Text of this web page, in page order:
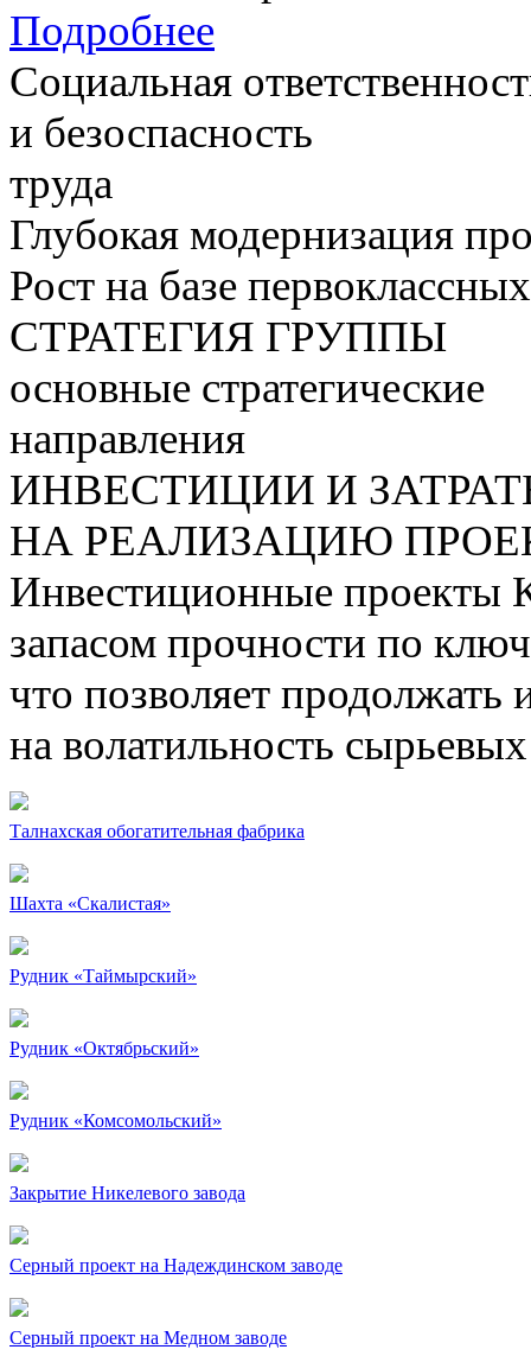
Подробнее
Социальная
и безоспасность
труда
Глубокая модернизация
Рост на базе
СТРАТЕГИЯ ГРУППЫ
основные стратегические
направления
ИНВЕСТИЦИИ И
НА РЕАЛИЗАЦИЮ
Инвестиционные проекты
запасом прочности по
что позволяет продолжать
на волатильность
Талнахская обогатительная фабрика
Шахта «Скалистая»
Рудник «Таймырский»
Рудник «Октябрьский»
Рудник «Комсомольский»
Закрытие Никелевого завода
Серный проект на Надеждинском заводе
Серный проект на Медном заводе